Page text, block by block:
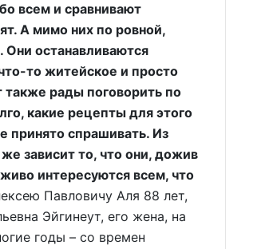
всем и сравнивают
А мимо них по ровной,
Они останавливаются
то житейское и просто
рады поговорить по
какие рецепты для этого
принято спрашивать. Из
зависит то, что они, дожив
интересуются всем, что
Павловичу Аля 88 лет,
Эйгинеут, его жена, на
годы – со времен